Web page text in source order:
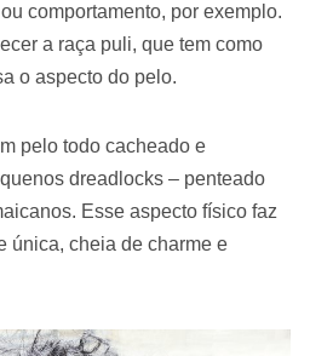
comportamento, por exemplo.
a raça puli, que tem como
o aspecto do pelo.
pelo todo cacheado e
dreadlocks – penteado
Esse aspecto físico faz
única, cheia de charme e